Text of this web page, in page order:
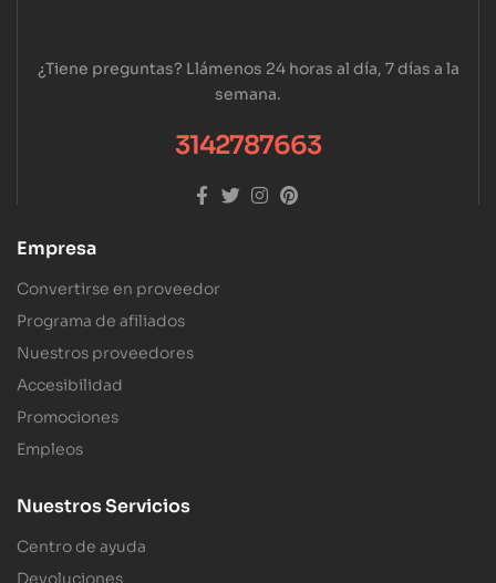
¿Tiene preguntas? Llámenos 24 horas al día, 7 días a la
semana.
3142787663
Empresa
Convertirse en proveedor
Programa de afiliados
Nuestros proveedores
Accesibilidad
Promociones
Empleos
Nuestros Servicios
Centro de ayuda
Devoluciones